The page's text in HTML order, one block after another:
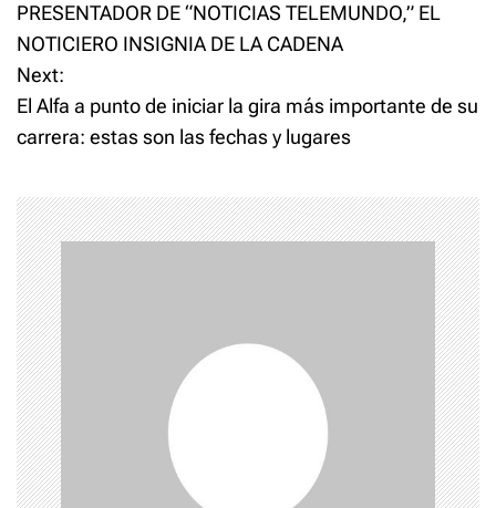
n
T
w
i
t
t
e
r
O
s
i
n
n
e
w
w
i
n
d
o
w
)
n
F
a
c
o
o
k
(
n
s
i
n
s
t
n
v
i
g
a
t
i
o
PRESENTADOR DE “NOTICIAS TELEMUNDO,” EL
NOTICIERO INSIGNIA DE LA CADENA
Next:
El Alfa a punto de iniciar la gira más importante de su
carrera: estas son las fechas y lugares